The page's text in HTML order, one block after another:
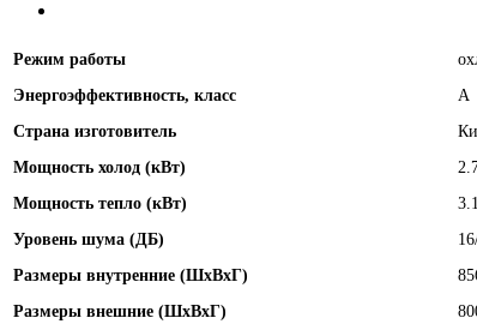
Режим работы
Энергоэффективность, класс
А
Страна изготовитель
Мощность холод (кВт)
Мощность тепло (кВт)
3.1
Уровень шума (ДБ)
Размеры внутренние (ШхВхГ)
Размеры внешние (ШхВхГ)